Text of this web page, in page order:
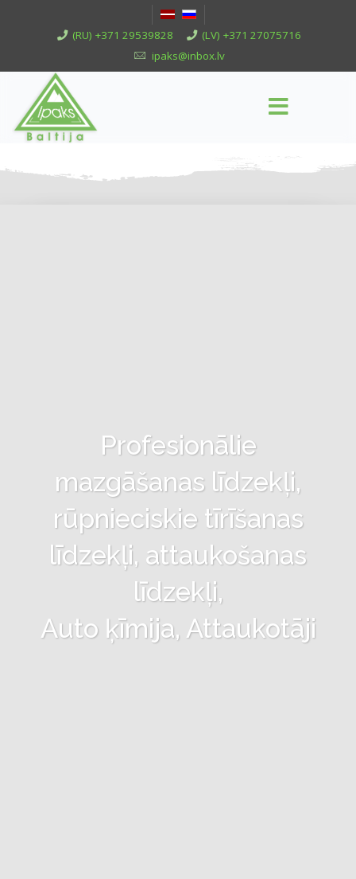
(RU) +371 29539828
(LV) +371 27075716
ipaks@inbox.lv
Profesionālie
mazgāšanas līdzekļi,
rūpnieciskie tīrīšanas
līdzekļi, attaukošanas
līdzekļi,
Auto ķīmija, Attaukotāji